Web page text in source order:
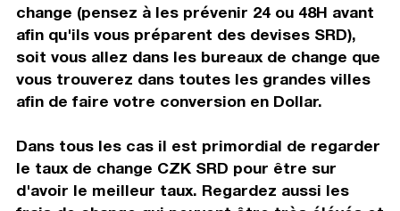
change (pensez à les prévenir 24 ou 48H avant
afin qu'ils vous préparent des devises SRD),
soit vous allez dans les bureaux de change que
vous trouverez dans toutes les grandes villes
afin de faire votre conversion en Dollar.
Dans tous les cas il est primordial de regarder
le taux de change CZK SRD pour être sur
d'avoir le meilleur taux. Regardez aussi les